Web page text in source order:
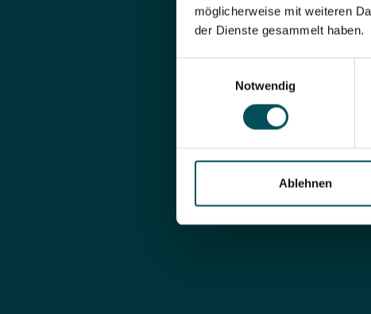
möglicherweise mit weiteren
der Dienste gesammelt haben.
Notwendig
Ablehnen